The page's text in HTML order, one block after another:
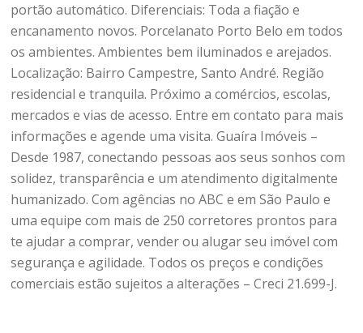
portão automático. Diferenciais: Toda a fiação e
encanamento novos. Porcelanato Porto Belo em todos
os ambientes. Ambientes bem iluminados e arejados.
Localização: Bairro Campestre, Santo André. Região
residencial e tranquila. Próximo a comércios, escolas,
mercados e vias de acesso. Entre em contato para mais
informações e agende uma visita. Guaíra Imóveis –
Desde 1987, conectando pessoas aos seus sonhos com
solidez, transparência e um atendimento digitalmente
humanizado. Com agências no ABC e em São Paulo e
uma equipe com mais de 250 corretores prontos para
te ajudar a comprar, vender ou alugar seu imóvel com
segurança e agilidade. Todos os preços e condições
comerciais estão sujeitos a alterações – Creci 21.699-J.